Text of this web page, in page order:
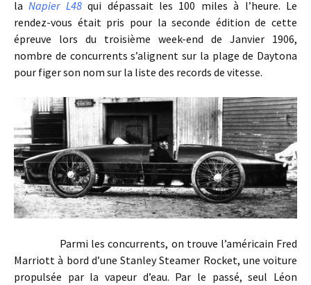
laNapier L48qui dépassait les 100 miles à l’heure. Le
rendez-vous était pris pour la seconde édition de cette
épreuve lors du troisième week-end de Janvier 1906,
nombre de concurrents s’alignent sur la plage de Daytona
pour figer son nom sur la liste des records de vitesse.
Parmi les concurrents, on trouve l’américain Fred
Marriott à bord d’une Stanley Steamer Rocket, une voiture
propulsée par la vapeur d’eau. Par le passé, seul Léon